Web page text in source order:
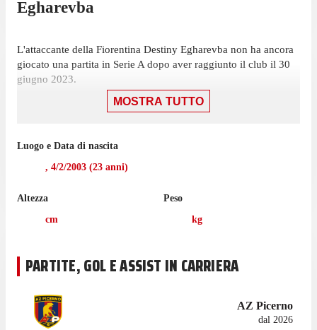
Egharevba
L'attaccante della Fiorentina Destiny Egharevba non ha ancora
giocato una partita in Serie A dopo aver raggiunto il club il 30
giugno 2023.
La prossima sfida per la Fiorentina - che occupa il 1° posto con
Egharevba ha giocato 10 partite di Serie C nell'ultima stagione
MOSTRA TUTTO
Luogo e Data di nascita
, 4/2/2003 (23 anni)
Altezza
cm
Peso
kg
PARTITE, GOL E ASSIST IN CARRIERA
AZ Picerno
dal 2026